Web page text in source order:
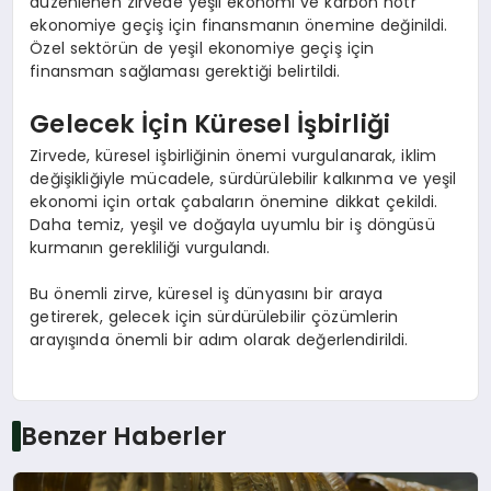
ekonomiye geçiş için finansmanın önemine değinildi.
Özel sektörün de yeşil ekonomiye geçiş için
finansman sağlaması gerektiği belirtildi.
Gelecek İçin Küresel İşbirliği
Zirvede, küresel işbirliğinin önemi vurgulanarak, iklim
değişikliğiyle mücadele, sürdürülebilir kalkınma ve yeşil
ekonomi için ortak çabaların önemine dikkat çekildi.
Daha temiz, yeşil ve doğayla uyumlu bir iş döngüsü
kurmanın gerekliliği vurgulandı.
Bu önemli zirve, küresel iş dünyasını bir araya
getirerek, gelecek için sürdürülebilir çözümlerin
arayışında önemli bir adım olarak değerlendirildi.
Benzer Haberler